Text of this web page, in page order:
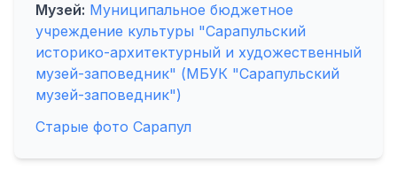
Музей: Муниципальное бюджетное
учреждение культуры "Сарапульский
историко-архитектурный и художественный
музей-заповедник" (МБУК "Сарапульский
музей-заповедник")
Старые фото Сарапул